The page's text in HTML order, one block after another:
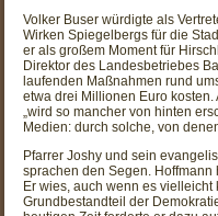
Volker Buser würdigte als
Wirken Spiegelbergs für die
er als großem Moment für
Direktor des Landesbetriebes
laufenden Maßnahmen rund
etwa drei Millionen Euro kosten.
„wird so mancher von hinten
Medien: durch solche, von
Pfarrer Joshy und sein
sprachen den Segen. Hoffmann
Er wies, auch wenn es
Grundbestandteil der